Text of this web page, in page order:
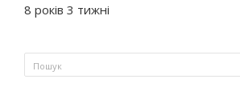
8 років 3 тижні
Пошукова форма
Пошук